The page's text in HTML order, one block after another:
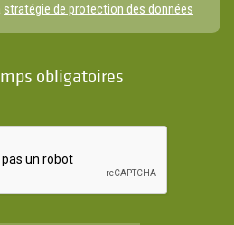
stratégie de protection des données
obligatoires